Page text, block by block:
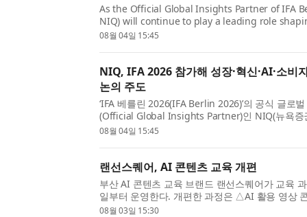
As the Official Global Insights Partner of IFA
NIQ) will continue to play a leading role
discussions , bringing together data, AI-
08월 04일 15:45
NIQ, IFA 2026 참가해 성장·혁신·AI·소비
논의 주도
‘IFA 베를린 2026(IFA Berlin 2026)’의 공식 글로
(Official Global Insights Partner)인 NIQ(뉴욕증
터, AI 기반 인텔리전스, 인간의 통찰력을 결합해
08월 04일 15:45
랜선스퀘어, AI 콘텐츠 교육 개편
부산 AI 콘텐츠 교육 브랜드 랜선스퀘어가 교육
일부터 운영한다. 개편한 과정은 △AI 활용 영상
쇼핑몰 운영 △AI 마케팅 세 가지다. 각 과정은 4
08월 03일 15:30